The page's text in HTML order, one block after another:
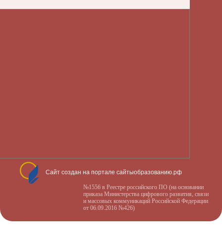
Сайт создан на портале сайтыобразованию.рф
№1556 в Реестре российского ПО (на основании
приказа Министерства цифрового развития, связи
и массовых коммуникаций Российской Федерации
от 06.09.2016 №426)